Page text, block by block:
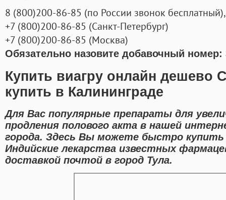
8 (800)200-86-85 (по России звонок бесплатный),
+7 (800)200-86-85 (Санкт-Петербург)
+7 (800)200-86-85 (Москва)
Обязательно назовите добавочный номер:
Купить виагру онлайн дешево
купить в Калининграде
Для Вас популярные препараты для
продления полового акта в нашей
города. Здесь Вы можете быстро
Индийские лекарства известных
доставкой почтой в город Тула.